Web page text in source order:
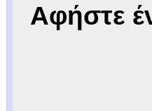
Αφήστε